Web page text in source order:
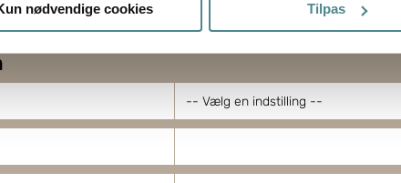
Identificere din enhed baseret på en scanning af dens unikke
hjemmeside, giver du dit samtykke til at bruge cookies, du
nødvendige cookies Tilpas